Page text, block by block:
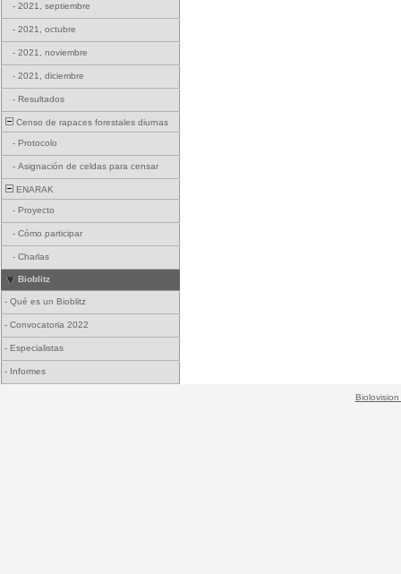
- 2021, septiembre
- 2021, octubre
- 2021, noviembre
- 2021, diciembre
- Resultados
Censo de rapaces forestales diurnas
- Protocolo
- Asignación de celdas para censar
ENARAK
- Proyecto
- Cómo participar
- Charlas
Bioblitz
- Qué es un Bioblitz
- Convocatoria 2022
- Especialistas
- Informes
Biolovision